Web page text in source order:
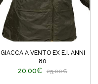
GIACCA A VENTO EX E.I. ANNI
80
20,00€ 25,00€